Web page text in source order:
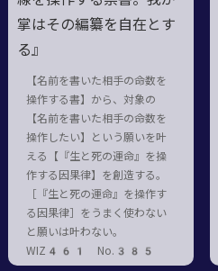
掌はその編纂を自在とす
る』
【名前を書いた相手の命数を
操作する書】から、対象の
【名前を書いた相手の命数を
操作したい】という願いを叶
える【『生と死の運命』を操
作する因果律】を創造する。
［『生と死の運命』を操作す
る因果律］をうまく使わない
と願いは叶わない。
WIZ461 No.385